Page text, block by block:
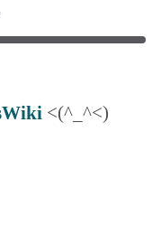
<(^_^<)